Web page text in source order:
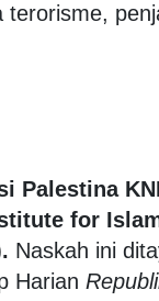
terorisme,
Palestina
for
Naskah ini
Harian